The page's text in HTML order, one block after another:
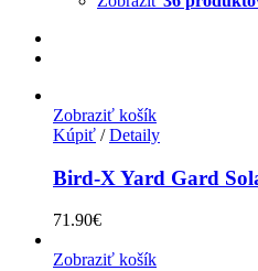
Zobraziť košík
Kúpiť / Detaily
Bird-X Yard Gard
71.90€
Zobraziť košík